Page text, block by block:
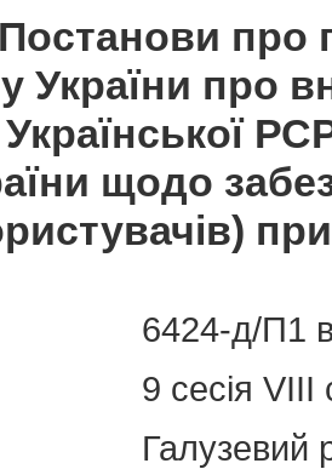
про
України про
щодо
6424-д/П1
9 сесія VIII
Галузевий